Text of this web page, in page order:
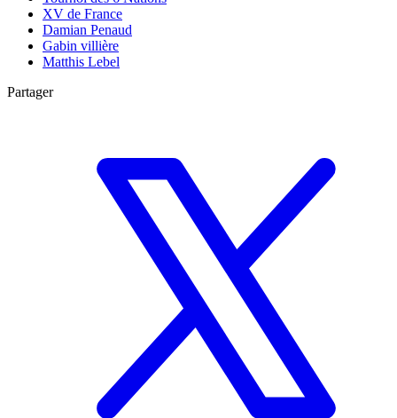
XV de France
Damian Penaud
Gabin villière
Matthis Lebel
Partager